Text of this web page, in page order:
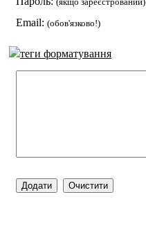
Email: (обов'язково!)
теги форматування